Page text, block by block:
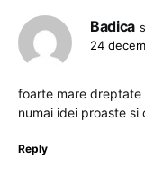
Badica
24
foarte mare
numai idei proaste si
Reply